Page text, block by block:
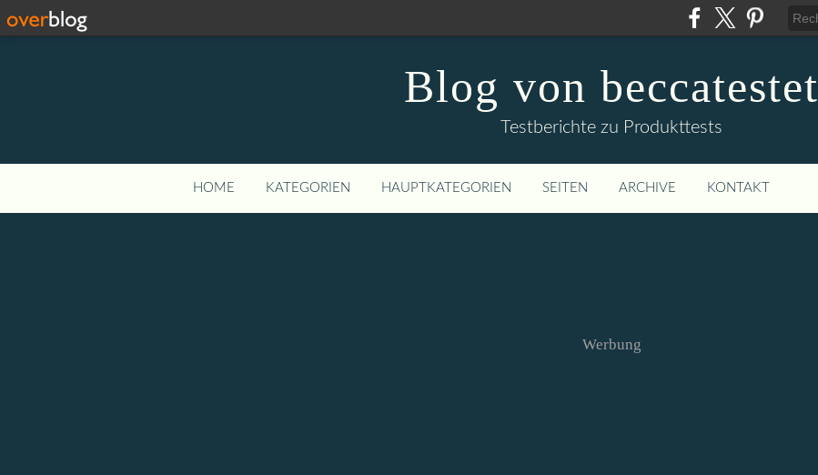
Blog von beccatestet
Testberichte zu Produkttests
HOME KATEGORIEN HAUPTKATEGORIEN SEITEN ARCHIVE KONTAKT
Werbung